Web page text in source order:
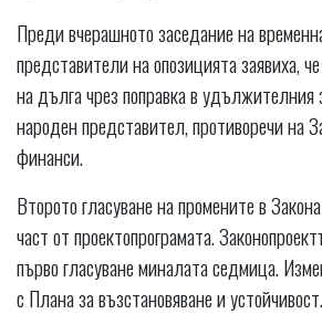
Преди вчерашното заседание на
представители на опозицията заявиха,
на дълга чрез поправка в удължителния
народен представител, противоречи на
финанси.
Второто гласуване на промените в
част от проектопрограмата.
първо гласуване миналата седмица.
с Плана за възстановяване и устойчивост.